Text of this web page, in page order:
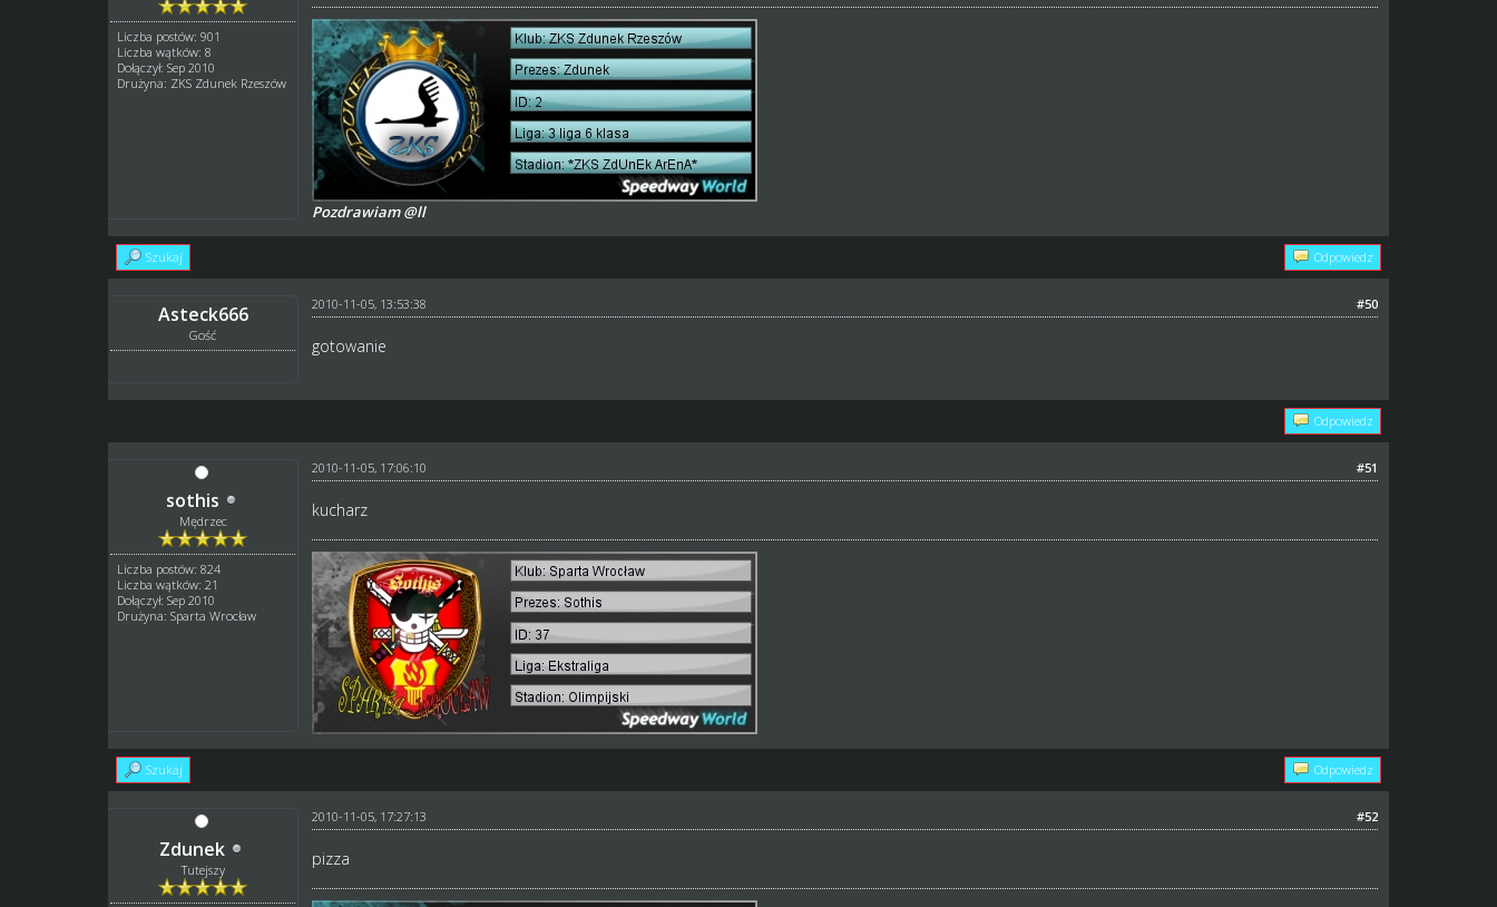
Liczba postów: 901
Liczba wątków: 8
Dołączył: Sep 2010
Drużyna: ZKS Zdunek Rzeszów
Pozdrawiam @ll
Szukaj Odpowiedz
Asteck666
Gość
#50
2010-11-05, 13:53:38
gotowanie
Odpowiedz
sothis
Mędrzec
Liczba postów: 824
Liczba wątków: 21
Dołączył: Sep 2010
Drużyna: Sparta Wrocław
#51
2010-11-05, 17:06:10
kucharz
Szukaj Odpowiedz
Zdunek
Tutejszy
#52
2010-11-05, 17:27:13
pizza